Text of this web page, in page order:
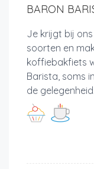
BARON
Je krijgt bij
soorten en
koffiebakfiets
Barista, soms
de gelegenheid.